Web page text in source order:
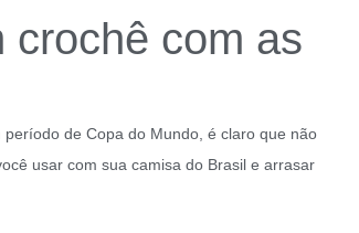
crochê com as
de Copa do Mundo, é claro que não
usar com sua camisa do Brasil e arrasar